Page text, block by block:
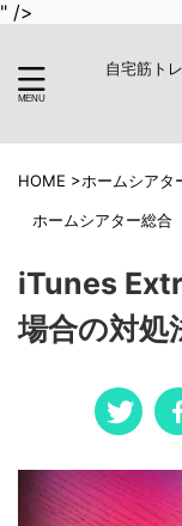
" />
自宅筋ト
HOME >ホームシアタ
ホームシアター総合
iTunes
場合の対処